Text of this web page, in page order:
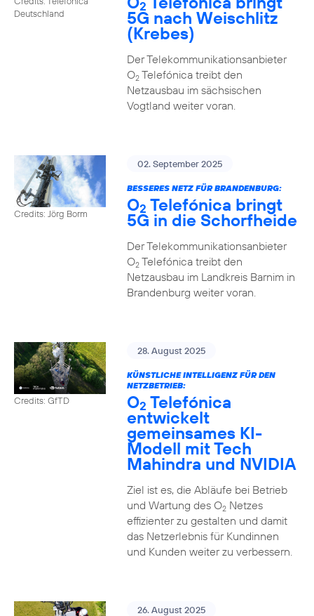
Deutschland
2
5G nach Weischlitz
(Krebes)
Der Telekommunikationsanbieter
O2Telefónica treibt den
Netzausbau im sächsischen
Vogtland weiter voran.
Credits: Jörg Borm
02. September 2025
BESSERES NETZ FÜR BRANDENBURG:
O2 Telefónica bringt
5G in die Schorfheide
Der Telekommunikationsanbieter
O2Telefónica treibt den
Netzausbau im Landkreis Barnim in
Brandenburg weiter voran.
Credits: GfTD
28. August 2025
KÜNSTLICHE INTELLIGENZ FÜR DEN
NETZBETRIEB:
O2 Telefónica
entwickelt
gemeinsames KI-
Modell mit Tech
Mahindra und NVIDIA
Ziel ist es, die Abläufe bei Betrieb
und Wartung des O2Netzes
effizienter zu gestalten und damit
das Netzerlebnis für Kundinnen
und Kunden weiter zu verbessern.
26. August 2025